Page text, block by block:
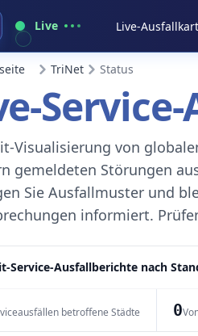
Live Live-
TriNet Status
Visualisierung von
gemeldeten Störungen
Sie Ausfallmuster und
informiert.
Service-Ausfallberichte nach
betroffene Städte 0